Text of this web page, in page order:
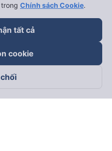
Chính sách Cookie.
tất cả
cookie